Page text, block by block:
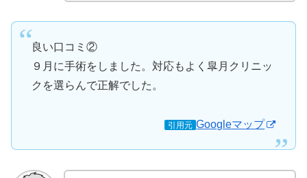
良い口コミ②
９月に手術をしました。対応もよく皐月クリニッ
クを選らんで正解でした。
引用元 Googleマップ